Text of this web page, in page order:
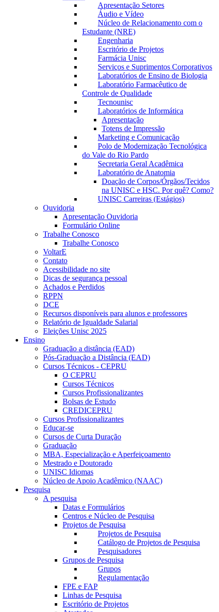
Apresentação Setores
Áudio e Vídeo
Núcleo de Relacionamento com o
Estudante (NRE)
Engenharia
Escritório de Projetos
Farmácia Unisc
Serviços e Suprimentos Corporativos
Laboratórios de Ensino de Biologia
Laboratório Farmacêutico de
Controle de Qualidade
Tecnounisc
Laboratórios de Informática
Apresentação
Totens de Impressão
Marketing e Comunicação
Polo de Modernização Tecnológica
do Vale do Rio Pardo
Secretaria Geral Acadêmica
Laboratório de Anatomia
Doação de Corpos/Órgãos/Tecidos
na UNISC e HSC. Por quê? Como?
UNISC Carreiras (Estágios)
Ouvidoria
Apresentação Ouvidoria
Formulário Online
Trabalhe Conosco
Trabalhe Conosco
VoltarE
Contato
Acessibilidade no site
Dicas de segurança pessoal
Achados e Perdidos
RPPN
DCE
Recursos disponíveis para alunos e professores
Relatório de Igualdade Salarial
Eleições Unisc 2025
Ensino
Graduação a distância (EAD)
Pós-Graduação a Distância (EAD)
Cursos Técnicos - CEPRU
O CEPRU
Cursos Técnicos
Cursos Profissionalizantes
Bolsas de Estudo
CREDICEPRU
Cursos Profissionalizantes
Educar-se
Cursos de Curta Duração
Graduação
MBA, Especialização e Aperfeiçoamento
Mestrado e Doutorado
UNISC Idiomas
Núcleo de Apoio Acadêmico (NAAC)
Pesquisa
A pesquisa
Datas e Formulários
Centros e Núcleo de Pesquisa
Projetos de Pesquisa
Projetos de Pesquisa
Catálogo de Projetos de Pesquisa
Pesquisadores
Grupos de Pesquisa
Grupos
Regulamentação
FPE e FAP
Linhas de Pesquisa
Escritório de Projetos